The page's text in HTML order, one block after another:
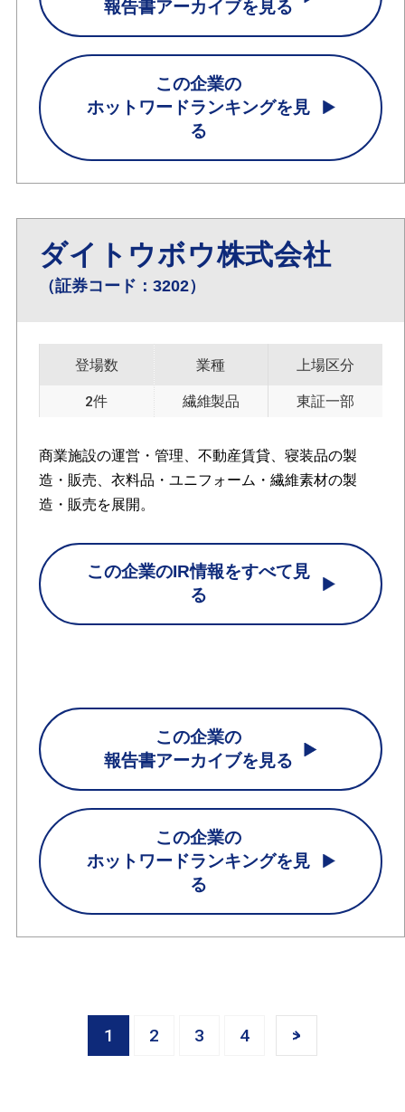
報告書アーカイブを見る
この企業の
ホットワードランキングを見
る
ダイトウボウ株式会社
（証券コード：3202）
登場数
2件
業種
繊維製品
上場区分
東証一部
商業施設の運営・管理、不動産賃貸、寝装品の製
造・販売、衣料品・ユニフォーム・繊維素材の製
造・販売を展開。
この企業のIR情報をすべて見
る
この企業の
報告書アーカイブを見る
この企業の
ホットワードランキングを見
る
1 2 3 4 >